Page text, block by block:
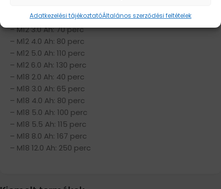
Adatkezelési tájékoztatóÁltalános szerződési feltételek
– M12 2,5 Ah: 55 perc
– M12 3.0 Ah: 70 perc
– M12 4.0 Ah: 80 perc
– M12 5.0 Ah: 110 perc
– M12 6.0 Ah: 130 perc
– M18 2.0 Ah: 40 perc
– M18 3.0 Ah: 65 perc
– M18 4.0 Ah: 80 perc
– M18 5.0 Ah: 100 perc
– M18 5.5 Ah: 115 perc
– M18 8.0 Ah: 167 perc
– M18 12.0 Ah: 250 perc